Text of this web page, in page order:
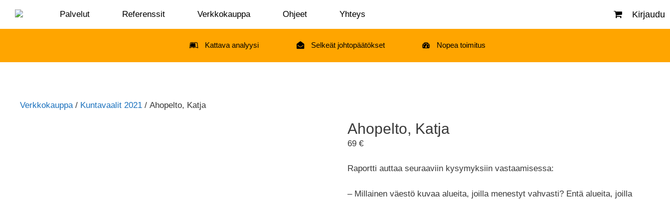
Palvelut Referenssit Verkkokauppa Ohjeet Yhteys Kirjaudu
Kattava analyysi Selkeät johtopäätökset Nopea toimitus
Verkkokauppa/ Kuntavaalit 2021 / Ahopelto, Katja
Ahopelto, Katja
69€
Raportti auttaa seuraaviin kysymyksiin vastaamisessa:
– Millainen väestö kuvaa alueita, joilla menestyt vahvasti? Entä alueita, joilla